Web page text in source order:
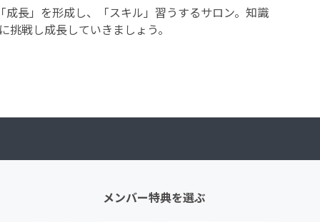
ティ
スポーツ
長」を形成し、「スキル」習うするサロン。知識
戦し成長していきましょう。
メンバー特典を選ぶ